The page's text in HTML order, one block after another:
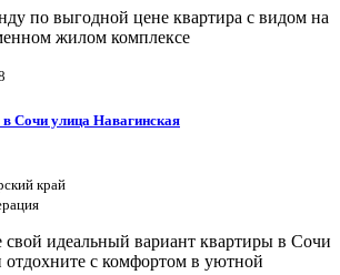
по выгодной цене квартира с видом на
жилом комплексе
Сочи улица Навагинская
край
свой идеальный вариант квартиры в Сочи
отдохните с комфортом в уютной